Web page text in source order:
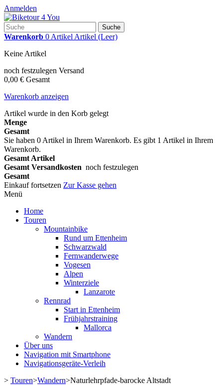
Anmelden
Suche
Warenkorb 0 Artikel Artikel (Leer)
Keine Artikel
noch festzulegen Versand
0,00 € Gesamt
Warenkorb anzeigen
Artikel wurde in den Korb gelegt
Menge
Gesamt
Sie haben 0 Artikel in Ihrem Warenkorb. Es gibt 1 Artikel in Ihrem
Warenkorb.
Gesamt Artikel
Gesamt Versandkosten noch festzulegen
Gesamt
Einkauf fortsetzen Zur Kasse gehen
Menü
Home
Touren
Mountainbike
Rund um Ettenheim
Schwarzwald
Fernwanderwege
Vogesen
Alpen
Winterziele
Lanzarote
Rennrad
Start in Ettenheim
Frühjahrstraining
Mallorca
Wandern
Über uns
Navigation mit Smartphone
Navigationsgeräte-Verleih
> Touren>Wandern>Naturlehrpfade-barocke Altstadt